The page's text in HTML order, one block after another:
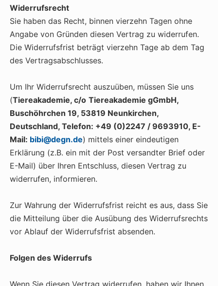
Widerrufsrecht
Sie haben das Recht, binnen vierzehn Tagen ohne
Angabe von Gründen diesen Vertrag zu widerrufen.
Die Widerrufsfrist beträgt vierzehn Tage ab dem Tag
des Vertragsabschlusses.
Um Ihr Widerrufsrecht auszuüben, müssen Sie uns
(Tiereakademie, c/o Tiereakademie gGmbH,
Buschöhrchen 19, 53819 Neunkirchen,
Deutschland, Telefon: +49 (0)2247 / 9693910, E-
Mail: bibi@degn.de) mittels einer eindeutigen
Erklärung (z.B. ein mit der Post versandter Brief oder
E-Mail) über Ihren Entschluss, diesen Vertrag zu
widerrufen, informieren.
Zur Wahrung der Widerrufsfrist reicht es aus, dass Sie
die Mitteilung über die Ausübung des Widerrufsrechts
vor Ablauf der Widerrufsfrist absenden.
Folgen des Widerrufs
Wenn Sie diesen Vertrag widerrufen, haben wir Ihnen